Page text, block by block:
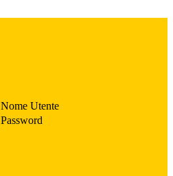
Nome Utente
Password